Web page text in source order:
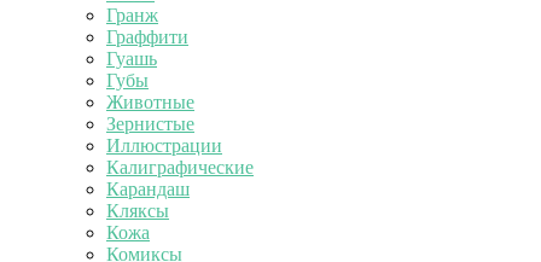
Гранж
Граффити
Гуашь
Губы
Животные
Зернистые
Иллюстрации
Калиграфические
Карандаш
Кляксы
Кожа
Комиксы